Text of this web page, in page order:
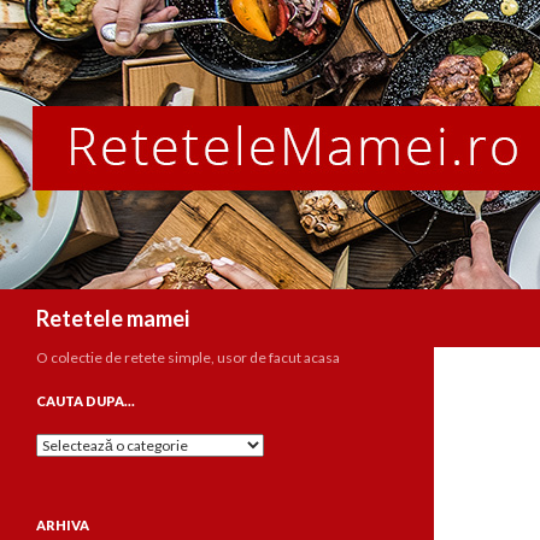
Retetele mamei
O colectie de retete simple, usor de facut acasa
CAUTA DUPA…
Cauta
ARHIVA